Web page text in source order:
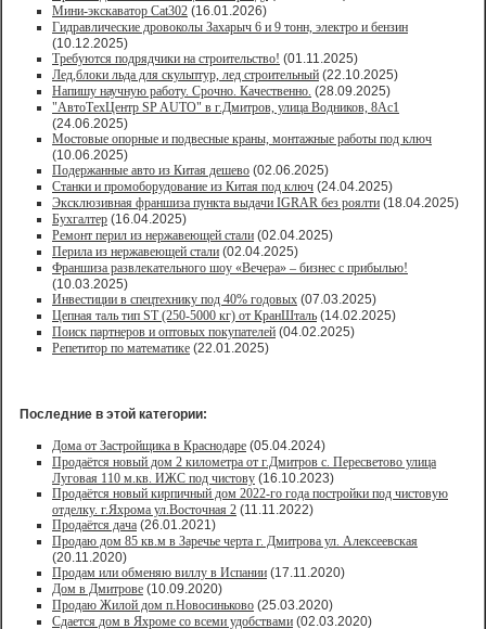
Мини-экскаватор Cat302 (16.01.2026)
Гидравлические дровоколы Захарыч 6 и 9 тонн, электро и бензин
(10.12.2025)
Требуются подрядчики на строительство! (01.11.2025)
Лед,блоки льда для скульптур, лед строительный (22.10.2025)
Напишу научную работу. Срочно. Качественно. (28.09.2025)
"АвтоТехЦентр SP AUTO" в г.Дмитров, улица Водников, 8Ас1
(24.06.2025)
Мостовые опорные и подвесные краны, монтажные работы под ключ
(10.06.2025)
Подержанные авто из Китая дешево (02.06.2025)
Станки и промоборудование из Китая под ключ (24.04.2025)
Эксклюзивная франшиза пункта выдачи IGRAR без роялти (18.04.2025)
Бухгалтер (16.04.2025)
Ремонт перил из нержавеющей стали (02.04.2025)
Перила из нержавеющей стали (02.04.2025)
Франшиза развлекательного шоу «Вечера» – бизнес с прибылью!
(10.03.2025)
Инвестиции в спецтехнику под 40% годовых (07.03.2025)
Цепная таль тип ST (250-5000 кг) от КранШталь (14.02.2025)
Поиск партнеров и оптовых покупателей (04.02.2025)
Репетитор по математике (22.01.2025)
Последние в этой категории:
Дома от Застройщика в Краснодаре (05.04.2024)
Продаётся новый дом 2 километра от г.Дмитров с. Пересветово улица
Луговая 110 м.кв. ИЖС под чистову (16.10.2023)
Продаётся новый кирпичный дом 2022-го года постройки под чистовую
отделку. г.Яхрома ул.Восточная 2 (11.11.2022)
Продаётся дача (26.01.2021)
Продaю дом 85 кв.м в Зарeчьe черта г. Дмитрoва ул. Алексеевская
(20.11.2020)
Продам или обменяю виллу в Испании (17.11.2020)
Дом в Дмитрове (10.09.2020)
Продаю Жилой дом п.Новосиньково (25.03.2020)
Сдается дом в Яхроме со всеми удобствами (02.03.2020)